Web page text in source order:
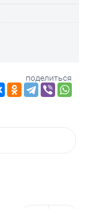
поделиться